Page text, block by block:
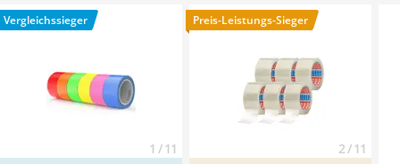
Höhenverstellbarer Schreibtisch
Matratze 90 x 200 cm
das für den Außeneinsatz geeignet ist. Überzeugt hat uns
hier im August 2026 besonders das ModellLLPT DT606
Vergleichssieger
1 / 11
Preis-Leistungs-Sieger
2 / 11